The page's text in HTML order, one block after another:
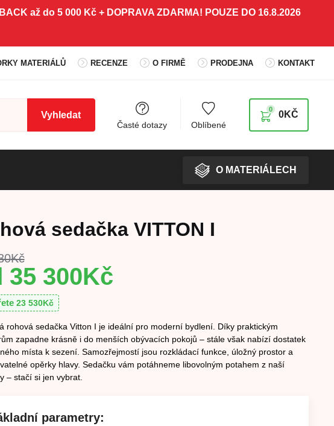
až do 5 000 Kč + DOPRAVA ZDARMA! POUZE DO 16.8.2026
MATERIÁLŮ RECENZE O FIRMĚ PRODEJNA KONTAKT
Vyhledat
Časté dotazy Oblíbené
0KČ
0
O MATERIÁLECH
sedačka VITTON I
Kč
35 300Kč
23 530Kč
rohová sedačka Vitton I je ideální pro moderní bydlení. Díky praktickým
zapadne krásně i do menších obývacích pokojů – stále však nabízí dostatek
místa k sezení. Samozřejmostí jsou rozkládací funkce, úložný prostor a
opěrky hlavy. Sedačku vám potáhneme libovolným potahem z naší
– stačí si jen vybrat.
parametry: